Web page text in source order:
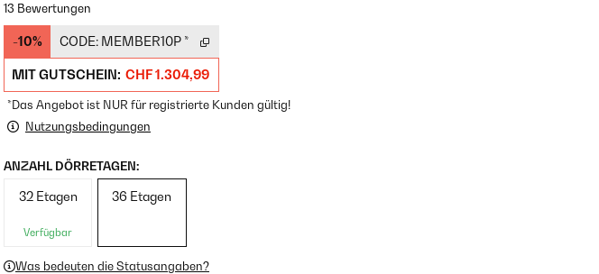
13 Bewertungen
-10% CODE: MEMBER10P*
MIT GUTSCHEIN: CHF 1.304,99
*Das Angebot ist NUR für registrierte Kunden gültig!
Nutzungsbedingungen
ANZAHL DÖRRETAGEN:
32 Etagen
Verfügbar
36 Etagen
Was bedeuten die Statusangaben?